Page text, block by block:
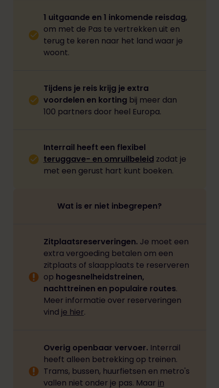
1 uitgaande en 1 inkomende reisdag,
om met de Pas te vertrekken uit en
terug te keren naar het land waar je
woont.
Tijdens je reis krijg je extra
voordelen en korting bij meer dan
100 partners door heel Europa.
Interrail heeft een flexibel
teruggave- en omruilbeleid zodat je
met een gerust hart kunt boeken.
Wat is er niet inbegrepen?
Zitplaatsreserveringen. Je moet een
extra vergoeding betalen om een
zitplaats of slaapplaats te reserveren
op hogesnelheidstreinen,
nachttreinen en populaire routes.
Meer informatie over reserveringen
vind je hier.
Overig openbaar vervoer. Interrail
heeft alleen betrekking op treinen.
Trams, bussen, huurfietsen en metro's
vallen niet onder je pas. Maar in